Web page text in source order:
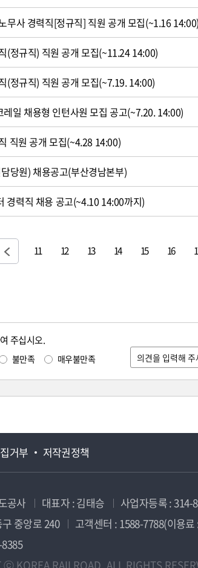
무사 경력직[정규직] 직원 공개 모집(~1.16 14:00)
(정규직) 직원 공개 모집(~11.24 14:00)
(정규직) 직원 공개 모집(~7.19. 14:00)
일 채용형 인턴사원 모집 공고(~7.20. 14:00)
직원 공개 모집(~4.28 14:00)
당원) 채용공고(부산경남본부)
경력직 채용 공고(~4.10 14:00까지)
11 12 13 14 15 16
주십시오.
불만족 매우불만족
거부 저작권정책
공사 대표자 : 김태승 사업자등록 : 314-
중앙로 240
고객센터 : 1588-7788(이용
ⓒ KOREA RAILROAD. ALL RIGHTS